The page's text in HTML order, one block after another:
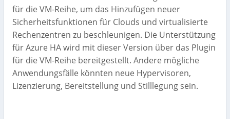
für die VM-Reihe, um das Hinzufügen neuer
Sicherheitsfunktionen für Clouds und virtualisierte
Rechenzentren zu beschleunigen. Die Unterstützung
für Azure HA wird mit dieser Version über das Plugin
für die VM-Reihe bereitgestellt. Andere mögliche
Anwendungsfälle könnten neue Hypervisoren,
Lizenzierung, Bereitstellung und Stilllegung sein.